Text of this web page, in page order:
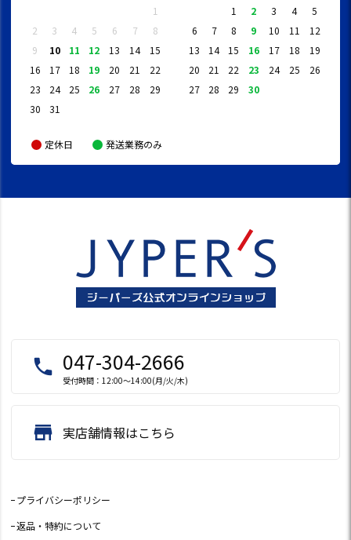
1
2
3 4 5 6 7
8
9
10 11 12 13 14
15
16
17 18 19 20 21
22
23
24 25 26 27 28
29
30
31
1 2 3 4
5
6
7 8 9 10 11
12
13
14 15 16 17 18
19
20
21 22 23 24 25
26
27
28 29 30
定休日 発送業務のみ
local_phone 047-304-2666
受付時間：12:00～14:00(月/火/木)
store 実店舗情報はこちら
プライバシーポリシー
返品・特約について